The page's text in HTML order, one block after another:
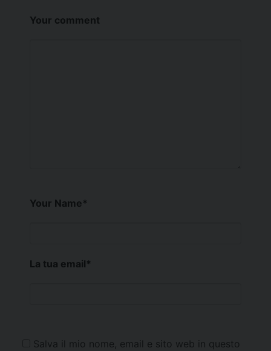
Your comment
Your Name*
La tua email*
Salva il mio nome, email e sito web in questo